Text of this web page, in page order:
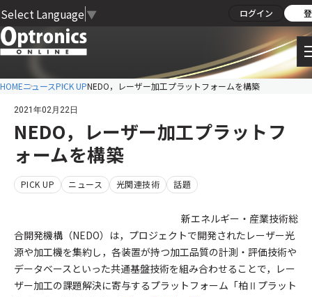
Select Language ▼ ログイン
HOMEニュースPICK UPNEDO，レーザー加工プラットフォームを構築
2021年02月22日
NEDO，レーザー加工プラットフ
ォームを構築
PICK UP ニュース 光関連技術 話題
新エネルギー・産業技術総
合開発機構（NEDO）は，プロジェクトで開発されたレーザー光
源や加工機を集約し，各装置が持つ加工品質の計測・評価技術や
データベースといった共通基盤技術を組み合わせることで，レー
ザー加工の課題解決に寄与するプラットフォーム「柏Ⅱプラット